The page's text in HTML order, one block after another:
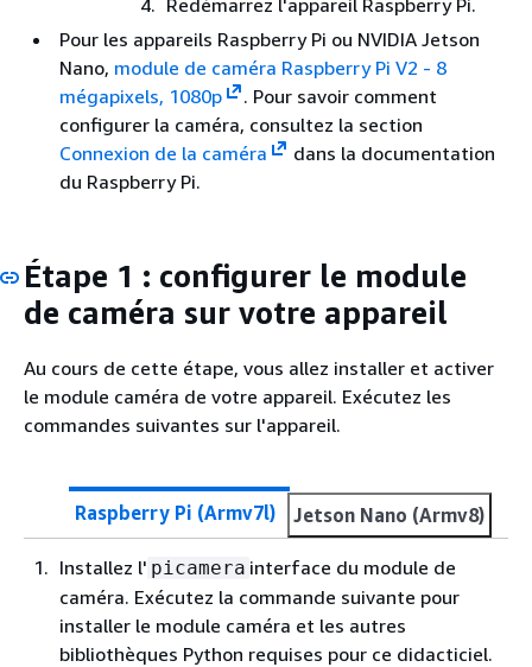
Pour les appareils Raspberry Pi ou NVIDIA Jetson
Nano, module de caméra Raspberry Pi V2 - 8
mégapixels, 1080p
. Pour savoir comment
configurer la caméra, consultez la section
Connexion de la caméra
dans la documentation
du Raspberry Pi.
Étape 1 : configurer le module
de caméra sur votre appareil
Au cours de cette étape, vous allez installer et activer
le module caméra de votre appareil. Exécutez les
commandes suivantes sur l'appareil.
Raspberry Pi (Armv7l) Jetson Nano (Armv8)
Installez l' picamera interface du module de
caméra. Exécutez la commande suivante pour
installer le module caméra et les autres
bibliothèques Python requises pour ce didacticiel.